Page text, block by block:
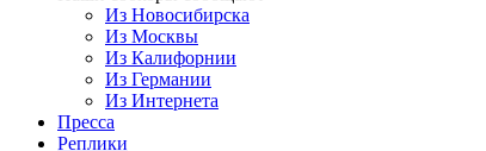
Из Новосибирска
Из Москвы
Из Калифорнии
Из Германии
Из Интернета
Пресса
Реплики